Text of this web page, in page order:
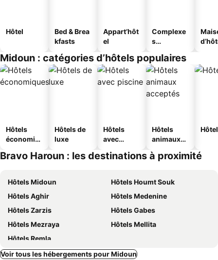
Hôtel
Bed & Brea
kfasts
Appart’hôt
el
Complexe
s
s
Midoun : catégories d’hôtels populaires
Hôtels
économiq
Hôtels de
luxe
Hôtels
avec
Hôtels
animaux
Bravo Haroun : les destinations à proximité
Hôtels Midoun
Hôtels Houmt Souk
Hôtels Aghir
Hôtels Medenine
Hôtels Zarzis
Hôtels Gabes
Hôtels Mezraya
Hôtels Mellita
Hôtels Remla
Voir tous les hébergements pour Midoun